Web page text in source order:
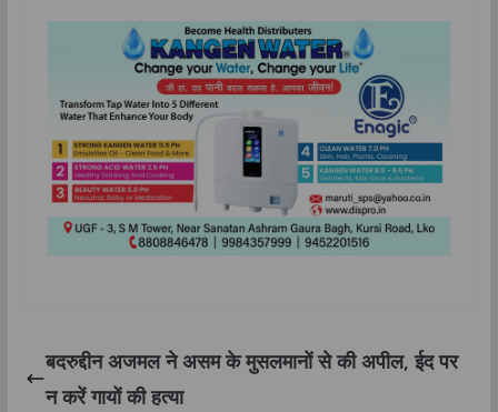
बदरुद्दीन अजमल ने असम के मुसलमानों से की अपील, ईद पर
न करें गायों की हत्या